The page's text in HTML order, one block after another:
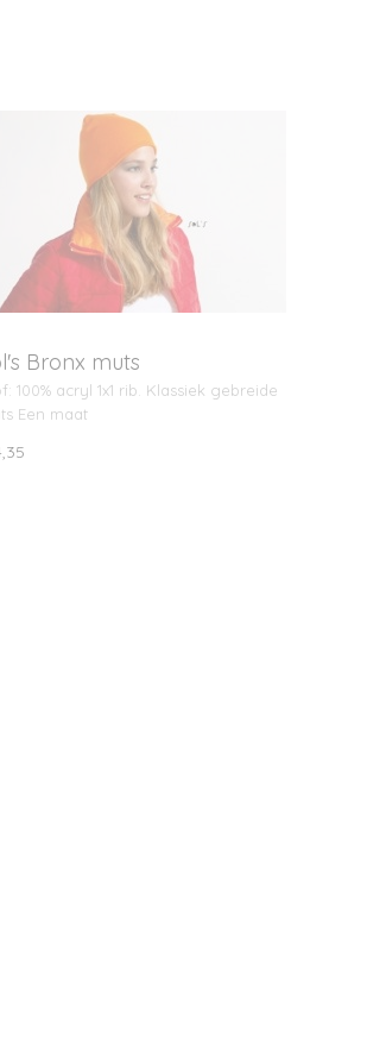
Bronx muts
100% acryl 1x1 rib. Klassiek gebreide
Een maat